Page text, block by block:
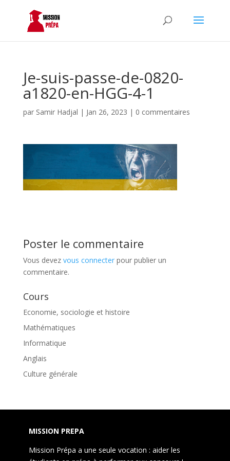
Je-suis-passe-de-0820-
a1820-en-HGG-4-1
par Samir Hadjal | Jan 26, 2023 | 0 commentaires
Poster le commentaire
Vous devez vous connecterpour publier un
commentaire.
Cours
Economie, sociologie et histoire
Mathématiques
Informatique
Anglais
Culture générale
MISSION PREPA
Mission Prépa a une seule vocation : aider les